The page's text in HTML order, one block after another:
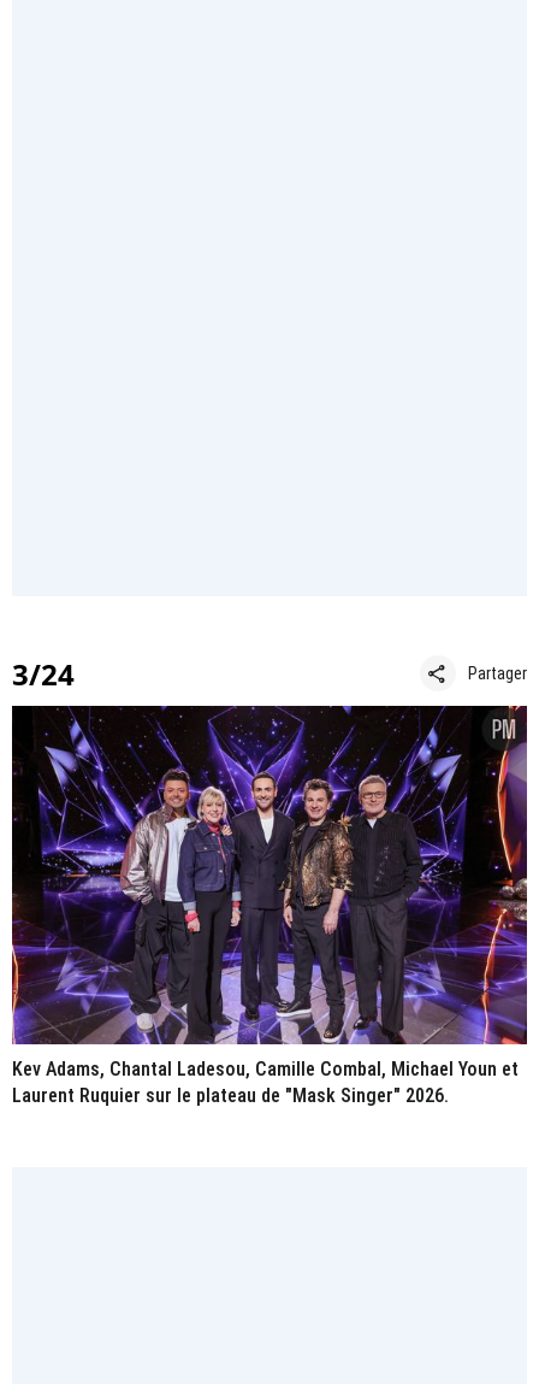
3/24 share Partager
Kev Adams, Chantal Ladesou, Camille Combal, Michael Youn et
Laurent Ruquier sur le plateau de "Mask Singer" 2026.